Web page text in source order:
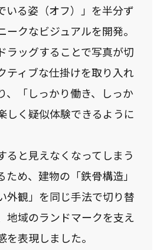
いる姿（オフ）」を半分ず
クなビジュアルを開発。
ラッグすることで写真が切
ティブな仕掛けを取り入れ
、「しっかり働き、しっか
しく疑似体験できるように
ると見えなくなってしまう
め、建物の「鉄骨構造」
外観」を同じ手法で切り替
地域のランドマークを支え
表現しました。